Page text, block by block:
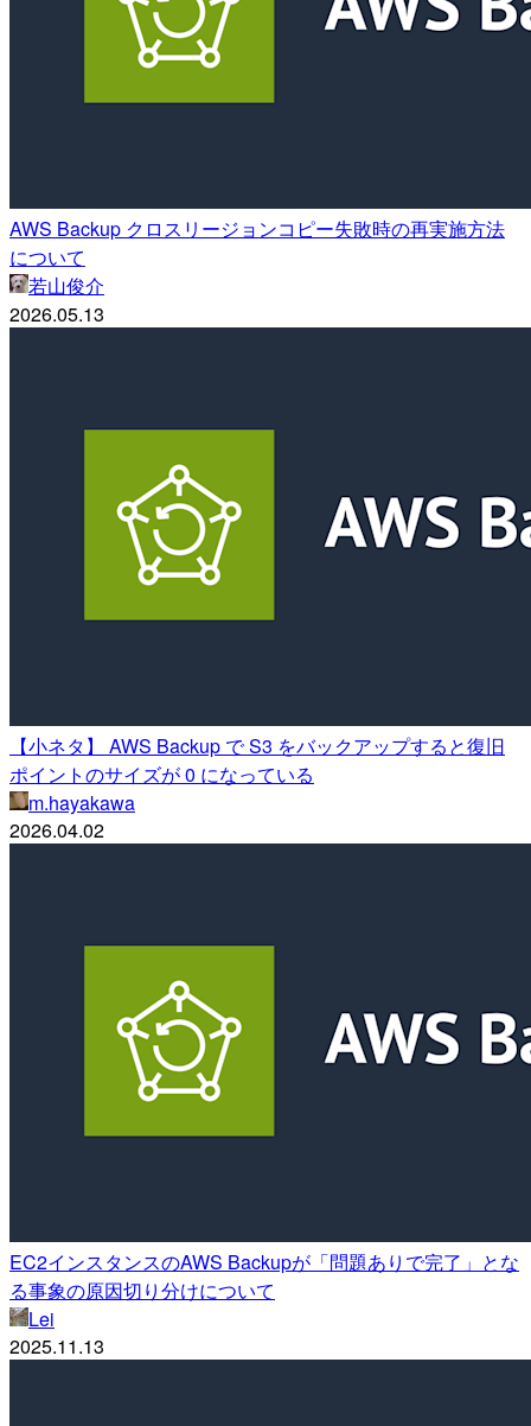
AWS Backup クロスリージョンコピー失敗時の再実施方法
について
若山俊介
2026.05.13
【小ネタ】 AWS Backup で S3 をバックアップすると復旧
ポイントのサイズが 0 になっている
m.hayakawa
2026.04.02
EC2インスタンスのAWS Backupが「問題ありで完了」とな
る事象の原因切り分けについて
Lei
2025.11.13